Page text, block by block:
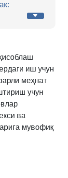
иш учун
меҳнат
учун
ва
мувофиқ